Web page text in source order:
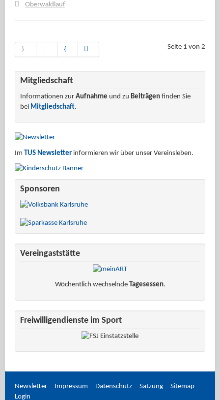
Oberwaldlauf
Seite 1 von 2
Mitgliedschaft
Informationen zur Aufnahme und zu Beiträgen finden Sie
bei Mitgliedschaft.
Im TUS Newsletter informieren wir über unser Vereinsleben.
Sponsoren
Vereingaststätte
Wöchentlich wechselnde Tagesessen.
Freiwilligendienste im Sport
Newsletter Impressum Datenschutz Satzung
Sitemap
Login